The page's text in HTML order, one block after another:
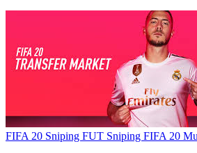
FIFA 20 Sniping FUT Sniping FIFA 20